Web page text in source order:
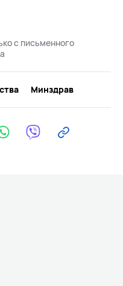
с письменного
Минздрав